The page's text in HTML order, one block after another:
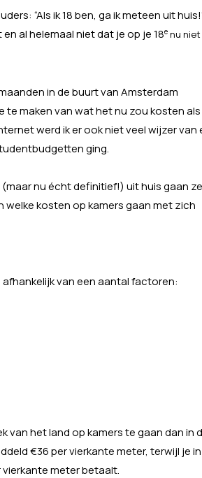
“Als ik 18 ben, ga ik meteen uit
al helemaal niet dat je op je 18e nu niet
in de buurt van Amsterdam
maken van wat het nu zou kosten als
werd ik er ook niet veel wijzer van
ging.
nu écht definitief!) uit huis gaan
welke kosten op kamers gaan met zich
van een aantal factoren:
van het land op kamers te gaan dan in
€36 per vierkante meter, terwijl je in
meter betaalt.